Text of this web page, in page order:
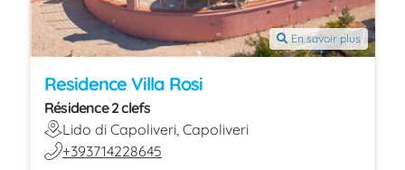
En savoir plus
Residence Villa Rosi
Résidence 2 clefs
Lido di Capoliveri, Capoliveri
+393714228645